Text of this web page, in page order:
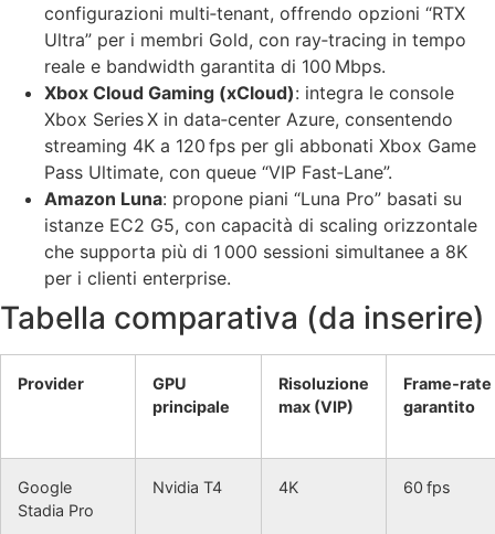
configurazioni multi‑tenant, offrendo opzioni “RTX
Ultra” per i membri Gold, con ray‑tracing in tempo
reale e bandwidth garantita di 100 Mbps.
Xbox Cloud Gaming (xCloud): integra le console
Xbox Series X in data‑center Azure, consentendo
streaming 4K a 120 fps per gli abbonati Xbox Game
Pass Ultimate, con queue “VIP Fast‑Lane”.
Amazon Luna: propone piani “Luna Pro” basati su
istanze EC2 G5, con capacità di scaling orizzontale
che supporta più di 1 000 sessioni simultanee a 8K
per i clienti enterprise.
Tabella comparativa (da inserire)
Provider
GPU
principale
Risoluzione
max (VIP)
Frame‑rate
garantito
Google
Stadia Pro
Nvidia T4 4K 60 fps